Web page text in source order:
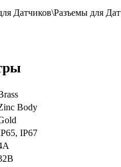
Датчиков\Разъемы для
Body
IP67